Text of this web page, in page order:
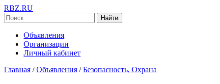
RBZ.RU
Найти
Объявления
Организации
Личный кабинет
Главная / Объявления / Безопасность, Охрана